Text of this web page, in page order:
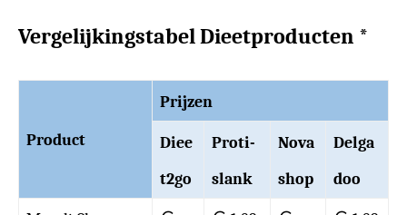
Vergelijkingstabel Dieetproducten *
Product
Prijzen
Diee
t2go
Proti-
slank
Nova
shop
Delga
doo